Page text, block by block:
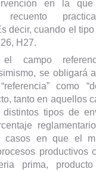
en la
recuento
decir, cuando el
H27.
campo
se obligará
como
tanto en aquellos
distintos tipos de
en que el
productivos
prima,